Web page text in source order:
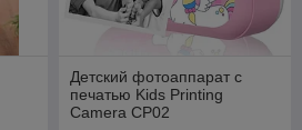
Детский фотоаппарат с
печатью Kids Printing
Camera CP02